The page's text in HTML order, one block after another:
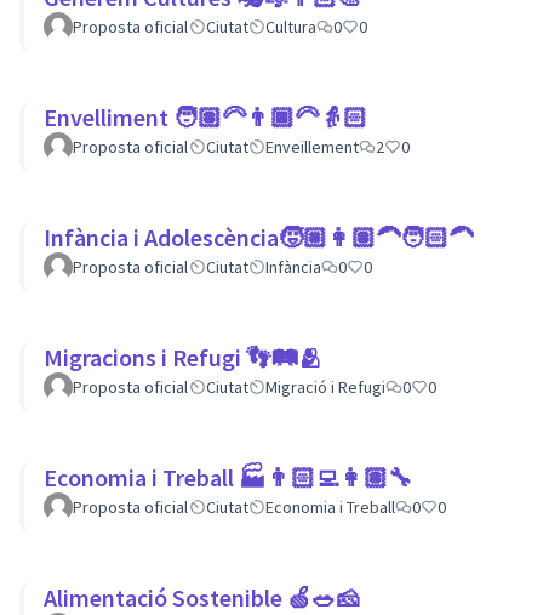
Proposta oficial Ciutat Cultura 0 0
Envelliment 🧑🏽‍🦳👨🏿‍🦳👵🏻
Proposta oficial Ciutat Enveillement 2 0
Infància i Adolescència🧒🏼👩🏽‍🦱🧑🏻‍🦱
Proposta oficial Ciutat Infància 0 0
Migracions i Refugi 👣🛤🫂
Proposta oficial Ciutat Migració i Refugi 0 0
Economia i Treball 🏭👨🏻‍💻👩🏽‍🔧
Proposta oficial Ciutat Economia i Treball 0 0
Alimentació Sostenible 🍏🥗🧀